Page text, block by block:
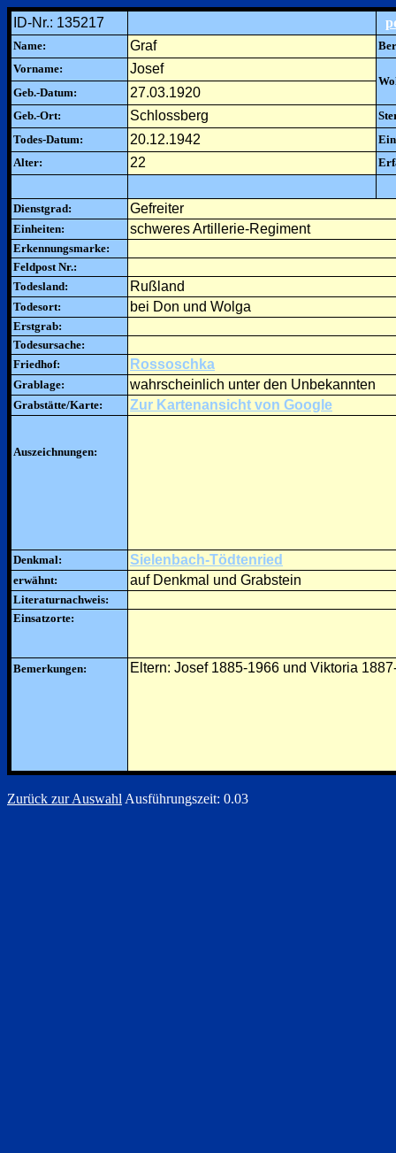
ID-Nr.: 135217
Name: Graf
Vorname:
Josef
Geb.-Datum:
27.03.1920
Geb.-Ort: Schlossberg
Todes-Datum:
20.12.1942
Alter:
22
Dienstgrad: Gefreiter
Einheiten: schweres Artillerie-Regiment
Erkennungsmarke:
Feldpost Nr.:
Todesland:
Rußland
Todesort: bei Don und Wolga
Erstgrab:
Todesursache:
Friedhof:
Rossoschka
Grablage: wahrscheinlich unter den Unbekannten
Grabstätte/Karte: Zur Kartenansicht von Google
Auszeichnungen:
Denkmal: Sielenbach-Tödtenried
erwähnt: auf Denkmal und Grabstein
Literaturnachweis:
Einsatzorte:
Bemerkungen: Eltern: Josef 1885-1966 und Viktoria
Zurück zur Auswahl Ausführungszeit: 0.03